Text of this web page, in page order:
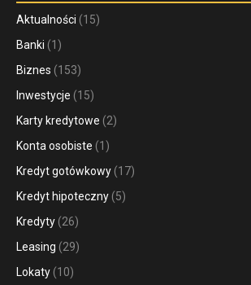
Aktualności (15)
Banki (1)
Biznes (153)
Inwestycje (15)
Karty kredytowe (2)
Konta osobiste (1)
Kredyt gotówkowy (17)
Kredyt hipoteczny (5)
Kredyty (26)
Leasing (29)
Lokaty (10)